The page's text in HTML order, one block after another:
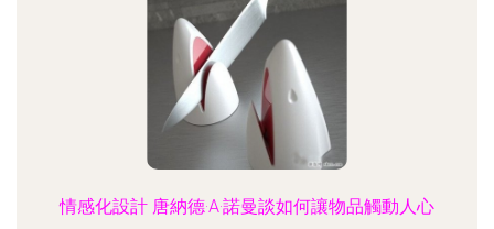
情感化設計 唐納德·A·諾曼談如何讓物品觸動人心